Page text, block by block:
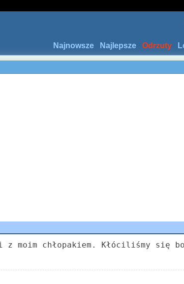
Odrzuty
Najlepsze
Najnowsze
moim chłopakiem. Kłóciliśmy się